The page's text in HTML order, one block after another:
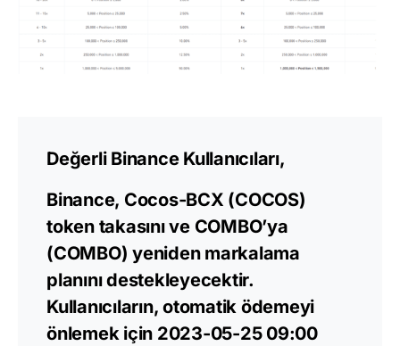
Değerli Binance Kullanıcıları,
Binance, Cocos-BCX (COCOS)
token takasını ve COMBO’ya
(COMBO) yeniden markalama
planını destekleyecektir.
Kullanıcıların, otomatik ödemeyi
önlemek için 2023-05-25 09:00